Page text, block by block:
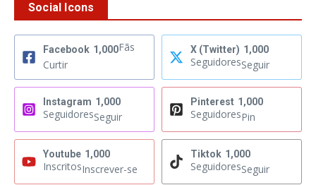
Social Icons
Facebook 1,000Fãs
Curtir
X (Twitter) 1,000
SeguidoresSeguir
Instagram 1,000
SeguidoresSeguir
Pinterest 1,000
SeguidoresPin
Youtube 1,000
InscritosInscrever-se
Tiktok 1,000
SeguidoresSeguir